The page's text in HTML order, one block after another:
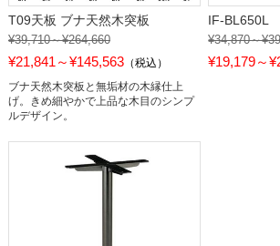
T09天板 ブナ天然木突板
¥39,710～¥264,660
¥21,841～¥145,563（税込）
ブナ天然木突板と無垢材の木縁仕上
げ。きめ細やかで上品な木目のシンプ
ルデザイン。
IF-BL650L
¥34,870～
¥19,179～